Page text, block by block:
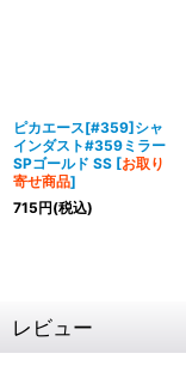
ピカエース[#359]シャ
インダスト#359ミラー
SPゴールド SS [お取り
寄せ商品]
715円(税込)
レビュー